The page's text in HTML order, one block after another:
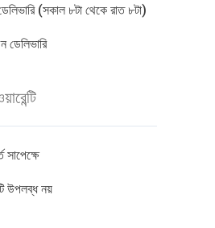
(সকাল ৮টা থেকে রাত ৮টা)
ডেলিভারি
সাপেক্ষে
উপলব্ধ নয়